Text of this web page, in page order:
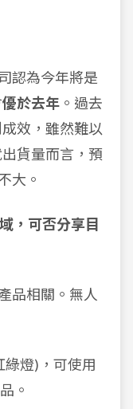
認為今年將是
優於去年 。過去
效，雖然難以
貨量而言，預
大。
，可否分享目
品相關。無人
綠燈)，可使用
。